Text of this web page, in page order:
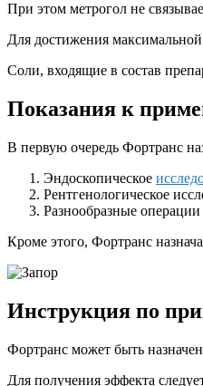
При этом метрогол не
Для достижения
Соли, входящие в состав
Показания к
В первую очередь Фортранс
Эндоскопическое
Рентгенологическое
Разнообразные
Кроме этого, Фортранс
Инструкция по
Фортранс может быть
Для получения эффекта